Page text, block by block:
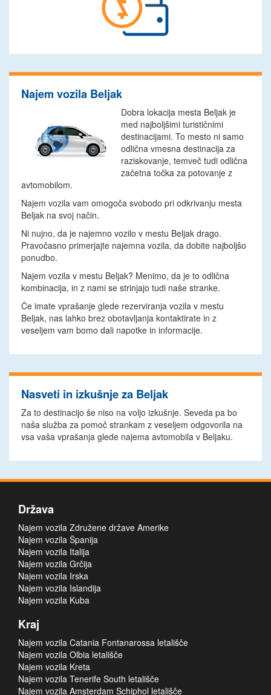
Najem vozila Beljak
Dobra lokacija mesta Beljak je
med najboljšimi turističnimi
destinacijami. To mesto ni samo
odlična vmesna destinacija za
raziskovanje, temveč tudi odlična
začetna točka za potovanje z
avtomobilom.
Najem vozila vam omogoča svobodo pri odkrivanju mesta
Beljak na svoj način.
Ni nujno, da je najemno vozilo v mestu Beljak drago.
Pravočasno primerjajte najemna vozila, da dobite najboljšo
ponudbo.
Najem vozila v mestu Beljak? Menimo, da je to odlična
kombinacija, in z nami se strinjajo tudi naše stranke.
Če imate vprašanje glede rezerviranja vozila v mestu
Beljak, nas lahko brez obotavljanja kontaktirate in z
veseljem vam bomo dali napotke in informacije.
Nasveti in izkušnje za Beljak
Za to destinacijo še niso na voljo izkušnje. Seveda pa bo
naša služba za pomoč strankam z veseljem odgovorila na
vsa vaša vprašanja glede najema avtomobila v Beljaku.
Država
Najem vozila Združene države Amerike
Najem vozila Španija
Najem vozila Italija
Najem vozila Grčija
Najem vozila Irska
Najem vozila Islandija
Najem vozila Kuba
Kraj
Najem vozila Catania Fontanarossa letališče
Najem vozila Olbia letališče
Najem vozila Kreta
Najem vozila Tenerife South letališče
Najem vozila Amsterdam Schiphol letališče